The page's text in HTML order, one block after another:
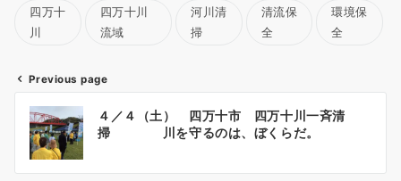
四万十
川
四万十川
流域
河川清
掃
清流保
全
環境保
全
投
稿
ナ
ビ
Previous page
４／４（土） 四万十市 四万十川一斉清
掃 川を守るのは、ぼくらだ。